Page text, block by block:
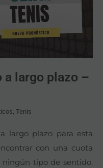
a largo plazo –
, Tenis
largo plazo para esta
con una cuota
tipo de sentido.